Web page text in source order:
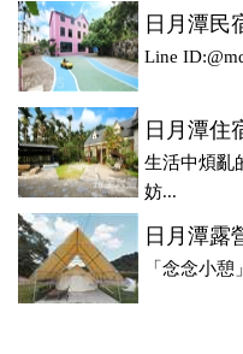
日月潭民
Line
日月潭住
生活中煩亂
妨...
日月潭露
「念念小